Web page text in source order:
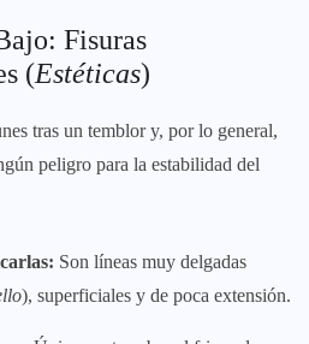
Fisuras
(Estéticas)
tras un temblor y, por lo general,
peligro para la estabilidad del
Son líneas muy delgadas
), superficiales y de poca extensión.